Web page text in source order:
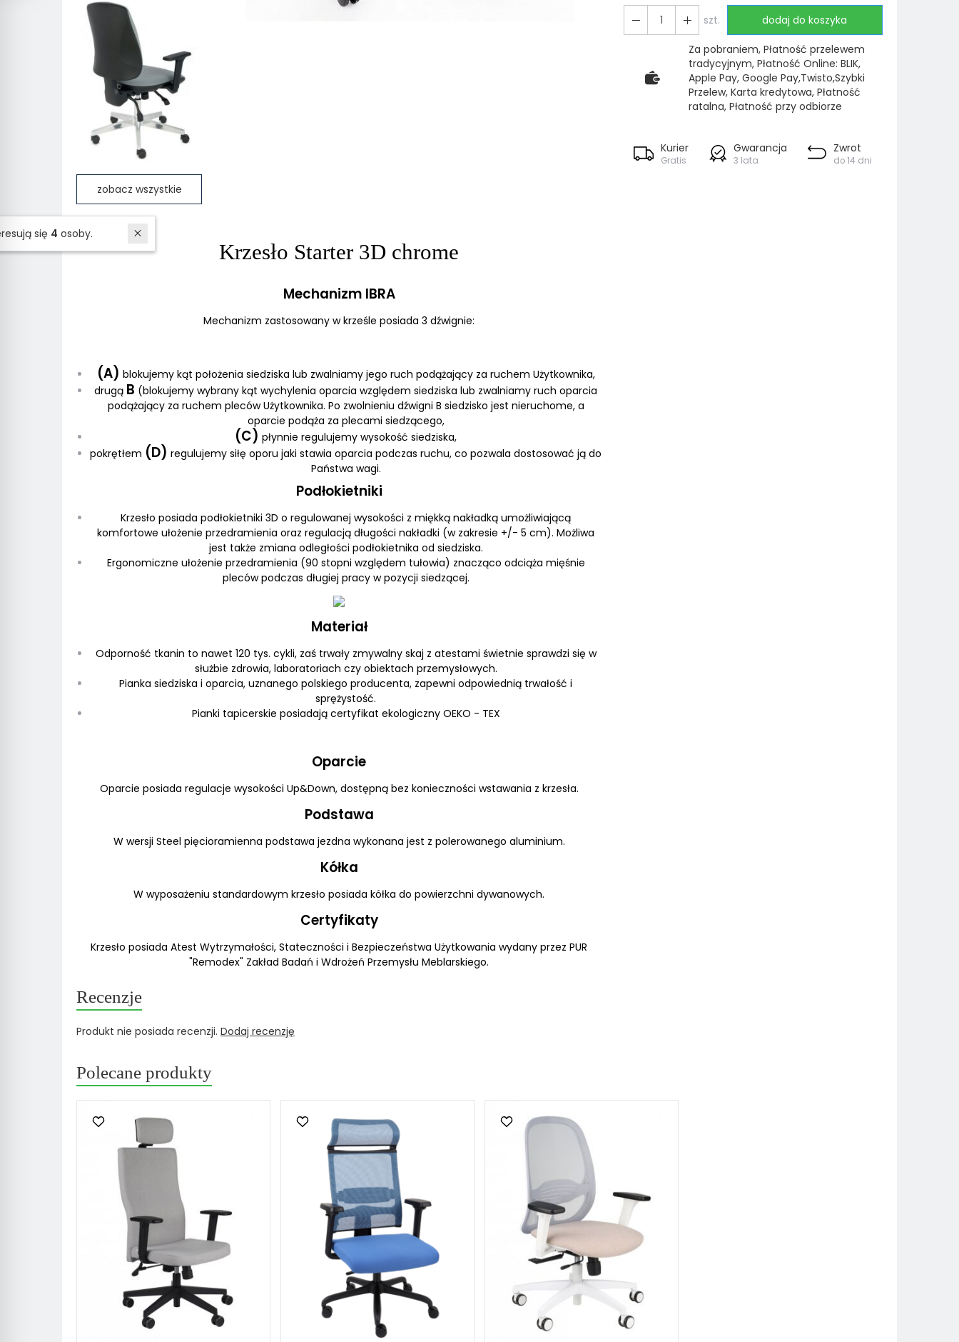
zobacz wszystkie
szt. dodaj do koszyka
Za pobraniem, Płatność przelewem
tradycyjnym, Płatność Online: BLIK,
Apple Pay, Google Pay,Twisto,Szybki
Przelew, Karta kredytowa, Płatność
ratalna, Płatność przy odbiorze
Kurier
Gratis
Gwarancja
3 lata
Zwrot
do 14 dni
Krzesło Starter 3D chrome
Mechanizm IBRA
Mechanizm zastosowany w krześle posiada 3 dźwignie:
(A) blokujemy kąt położenia siedziska lub zwalniamy jego ruch podążający za ruchem Użytkownika,
drugą B (blokujemy wybrany kąt wychylenia oparcia względem siedziska lub zwalniamy ruch oparcia
podążający za ruchem pleców Użytkownika. Po zwolnieniu dźwigni B siedzisko jest nieruchome, a
oparcie podąża za plecami siedzącego,
(C) płynnie regulujemy wysokość siedziska,
pokrętłem (D) regulujemy siłę oporu jaki stawia oparcia podczas ruchu, co pozwala dostosować ją do
Państwa wagi.
Podłokietniki
Krzesło posiada podłokietniki 3D o regulowanej wysokości z miękką nakładką umożliwiającą
komfortowe ułożenie przedramienia oraz regulacją długości nakładki (w zakresie +/- 5 cm). Możliwa
jest także zmiana odległości podłokietnika od siedziska.
Ergonomiczne ułożenie przedramienia (90 stopni względem tułowia) znacząco odciąża mięśnie
pleców podczas długiej pracy w pozycji siedzącej.
Materiał
Odporność tkanin to nawet 120 tys. cykli, zaś trwały zmywalny skaj z atestami świetnie sprawdzi się w
służbie zdrowia, laboratoriach czy obiektach przemysłowych.
Pianka siedziska i oparcia, uznanego polskiego producenta, zapewni odpowiednią trwałość i
sprężystość.
Pianki tapicerskie posiadają certyfikat ekologiczny OEKO - TEX
Oparcie
Oparcie posiada regulacje wysokości Up&Down, dostępną bez konieczności wstawania z krzesła.
Podstawa
W wersji Steel pięcioramienna podstawa jezdna wykonana jest z polerowanego aluminium.
Kółka
W wyposażeniu standardowym krzesło posiada kółka do powierzchni dywanowych.
Certyfikaty
Krzesło posiada Atest Wytrzymałości, Stateczności i Bezpieczeństwa Użytkowania wydany przez PUR
"Remodex" Zakład Badań i Wdrożeń Przemysłu Meblarskiego.
Recenzje
Produkt nie posiada recenzji. Dodaj recenzję
Polecane produkty
W ostatnich 7 dniach produktem interesują się